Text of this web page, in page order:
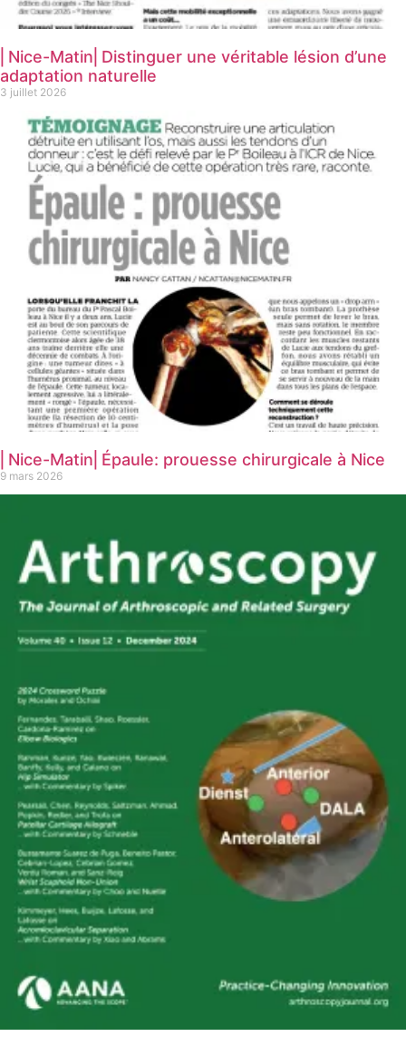
⎜Nice-Matin⎜Distinguer une véritable lésion d’une
adaptation naturelle
3 juillet 2026
⎜Nice-Matin⎜Épaule: prouesse chirurgicale à Nice
9 mars 2026